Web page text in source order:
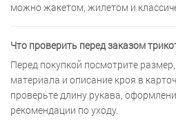
можно жакетом, жилетом и
Что проверить перед заказом
Перед покупкой посмотрите размер,
материала и описание кроя в
проверьте длину рукава,
рекомендации по уходу.